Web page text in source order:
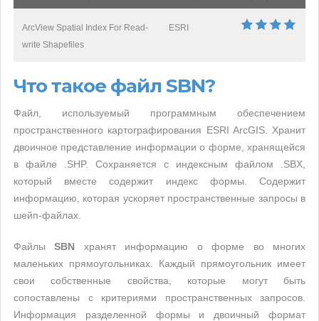
ArcView Spatial Index For Read-
write Shapefiles
ESRI
Что такое файл SBN?
Файл, используемый программным обеспечением
пространственного картографирования ESRI ArcGIS. Хранит
двоичное представление информации о форме, хранящейся
в файле .SHP. Сохраняется с индексным файлом .SBX,
который вместе содержит индекс формы. Содержит
информацию, которая ускоряет пространственные запросы в
шейп-файлах.
ФайлыSBN хранят информацию о форме во многих
маленьких прямоугольниках. Каждый прямоугольник имеет
свои собственные свойства, которые могут быть
сопоставлены с критериями пространственных запросов.
Информация разделенной формы и двоичный формат